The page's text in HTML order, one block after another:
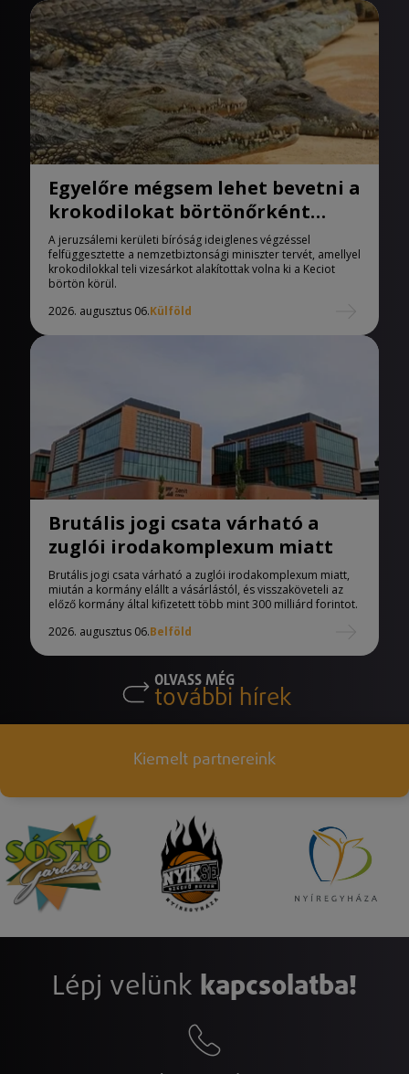
Egyelőre mégsem lehet bevetni a
krokodilokat börtönőrként
Izraelben
A jeruzsálemi kerületi bíróság ideiglenes végzéssel
felfüggesztette a nemzetbiztonsági miniszter tervét, amellyel
krokodilokkal teli vizesárkot alakítottak volna ki a Keciot
börtön körül.
2026. augusztus 06.Külföld
Brutális jogi csata várható a
zuglói irodakomplexum miatt
Brutális jogi csata várható a zuglói irodakomplexum miatt,
miután a kormány elállt a vásárlástól, és visszaköveteli az
előző kormány által kifizetett több mint 300 milliárd forintot.
2026. augusztus 06.Belföld
OLVASS MÉG
további hírek
Kiemelt partnereink
Lépj velünk kapcsolatba!